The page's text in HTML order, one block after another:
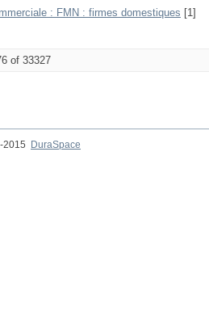
: FMN : firmes domestiques [1]
of 33327
2015
DuraSpace